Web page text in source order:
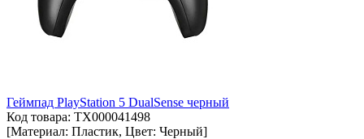
Геймпад PlayStation 5 DualSense черный
Код товара: ТХ000041498
[Материал: Пластик, Цвет: Черный]